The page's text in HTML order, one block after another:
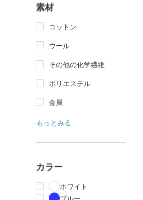
素材
コットン
ウール
その他の化学繊維
ポリエステル
金属
もっとみる
カラー
ホワイト
ブルー